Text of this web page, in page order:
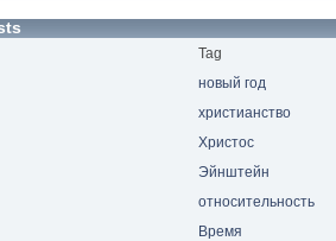
Tag
новый год
христианство
Христос
Эйнштейн
относительность
Время